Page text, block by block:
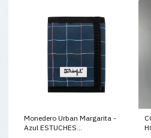
Monedero Urban Margarita -
Azul ESTUCHES